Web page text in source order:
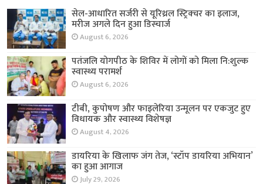
सेल-आधारित सर्जरी से यूरिथ्रल स्ट्रिक्चर का इलाज,
मरीज अगले दिन हुआ डिस्चार्ज
August 6, 2026
पतंजलि योगपीठ के शिविर में लोगों को मिला नि:शुल्क
स्वास्थ्य परामर्श
August 6, 2026
टीबी, कुपोषण और फाइलेरिया उन्मूलन पर एकजुट हुए
विधायक और स्वास्थ्य विशेषज्ञ
August 4, 2026
डायरिया के खिलाफ जंग तेज, ‘स्टॉप डायरिया अभियान’
का हुआ आगाज
July 29, 2026